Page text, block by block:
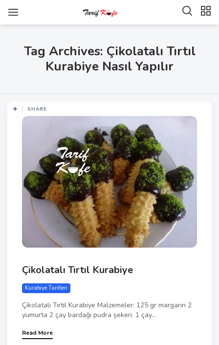
Tag Archives: Çikolatalı Tırtıl
Kurabiye Nasıl Yapılır
SHARE
Çikolatalı Tırtıl Kurabiye
Kurabiye Tarifleri
Çikolatalı Tırtıl Kurabiye Malzemeler: 125 gr margarin 2
yumurta 2 çay bardağı pudra şekeri. 1 çay...
Read More